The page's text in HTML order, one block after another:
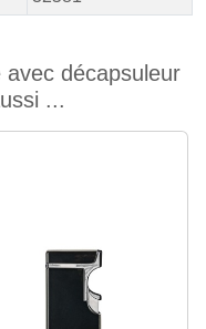
décapsuleur
...